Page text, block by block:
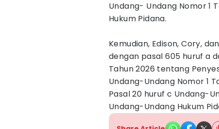
Undang- Undang Nomor 1
Hukum Pidana.
Kemudian, Edison, Cory,
dengan pasal 605 huruf a
Tahun 2026 tentang
Undang-Undang Nomor 1
Pasal 20 huruf c Undang-
Undang-Undang Hukum